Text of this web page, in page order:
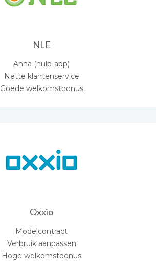
NLE
Anna (hulp-app)
Nette klantenservice
Goede welkomstbonus
Oxxio
Modelcontract
Verbruik aanpassen
Hoge welkomstbonus